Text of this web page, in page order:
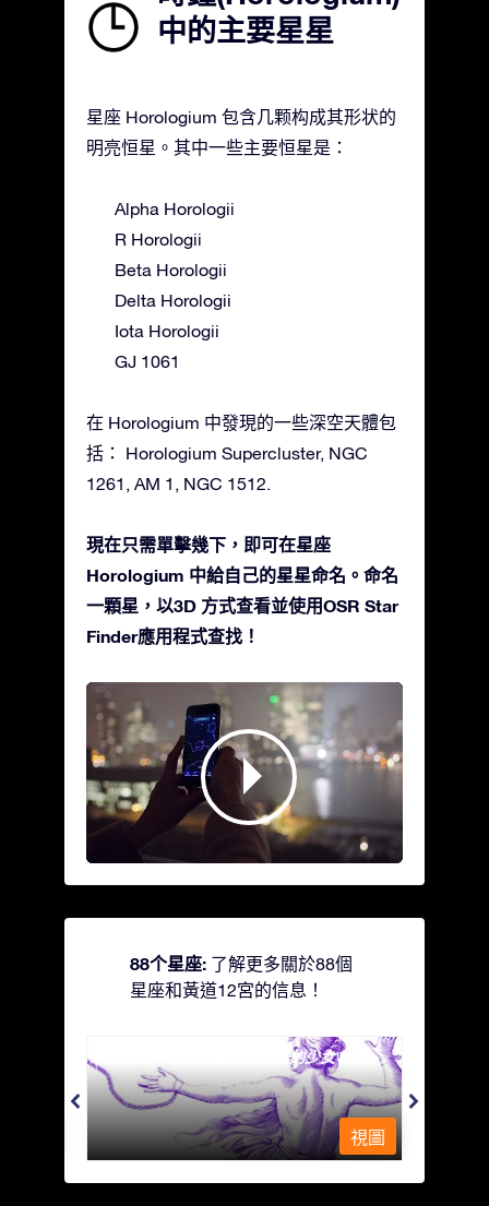
中的主要星星
星座 Horologium 包含几颗构成其形状的
明亮恒星。其中一些主要恒星是：
Alpha Horologii
R Horologii
Beta Horologii
Delta Horologii
Iota Horologii
GJ 1061
在 Horologium 中發現的一些深空天體包
括： Horologium Supercluster, NGC
1261, AM 1, NGC 1512.
現在只需單擊幾下，即可在星座
Horologium 中給自己的星星命名。命名
一顆星，以3D 方式查看並使用OSR Star
Finder應用程式查找！
88个星座: 了解更多關於88個
星座和黃道12宮的信息！
Andromeda - 被鐵鍊鎖著的少女
視圖